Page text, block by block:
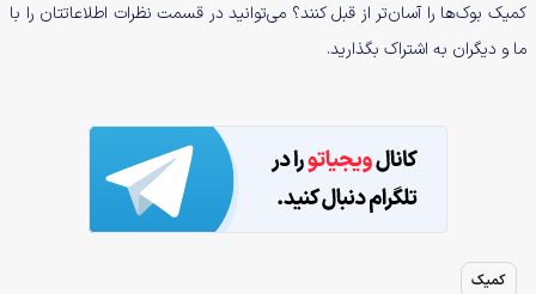
کمیک بوک‌ها را آسان‌تر از قبل کنند؟ می‌توانید در قسمت نظرات اطلاعاتتان را با
ما و دیگران به اشتراک بگذارید.
کمیک